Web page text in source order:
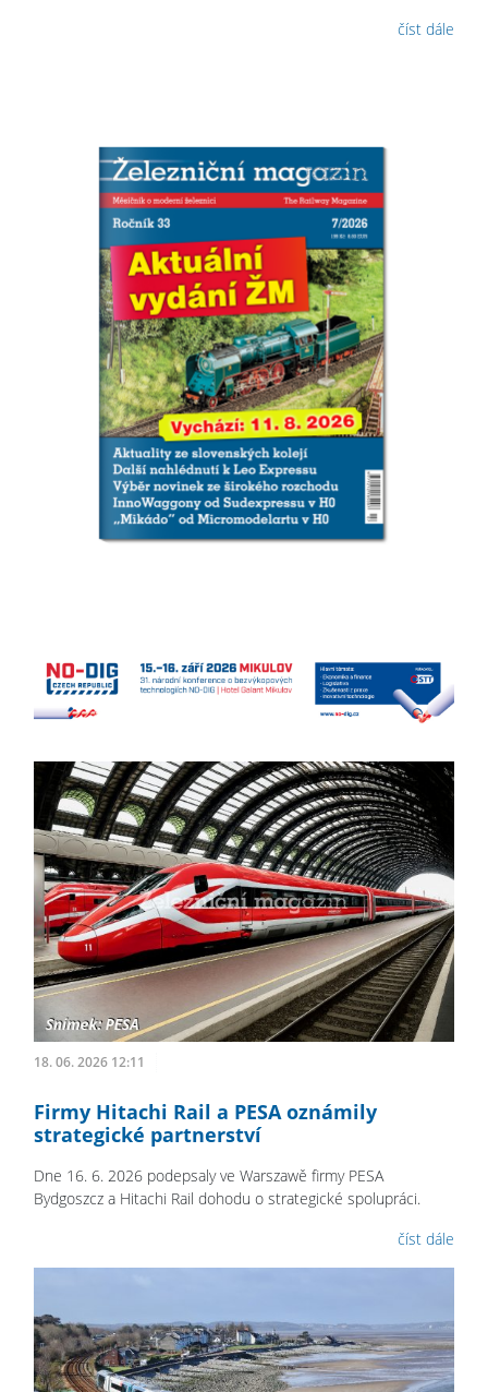
číst dále
18. 06. 2026 12:11
Firmy Hitachi Rail a PESA oznámily
strategické partnerství
Dne 16. 6. 2026 podepsaly ve Warszawě firmy PESA
Bydgoszcz a Hitachi Rail dohodu o strategické spolupráci.
číst dále